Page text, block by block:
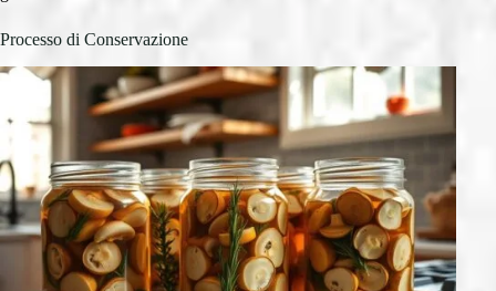
Processo di Conservazione